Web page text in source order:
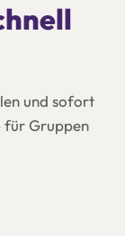
und sofort
für Gruppen